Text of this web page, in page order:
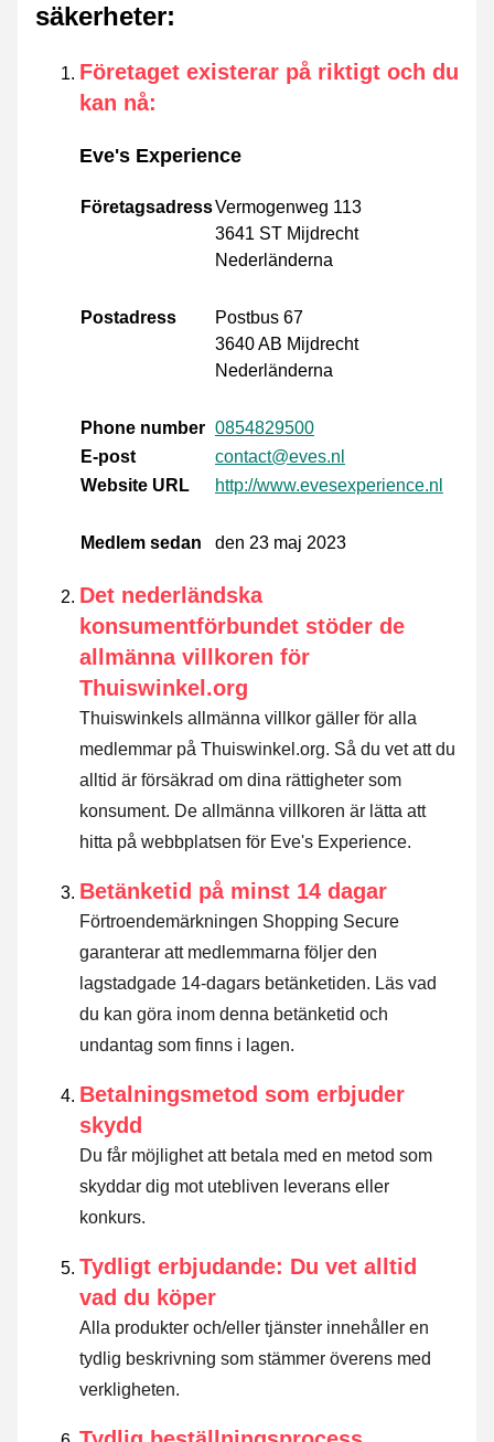
säkerheter:
Företaget existerar på riktigt och du
kan nå:
Eve's Experience
FöretagsadressVermogenweg 113
3641 ST Mijdrecht
Nederländerna
Postadress
Postbus 67
3640 AB Mijdrecht
Nederländerna
Phone number 0854829500
E-post
contact@eves.nl
Website URL
http://www.evesexperience.nl
Medlem sedan den 23 maj 2023
Det nederländska
konsumentförbundet stöder de
allmänna villkoren för
Thuiswinkel.org
Thuiswinkels allmänna villkor gäller för alla
medlemmar på Thuiswinkel.org. Så du vet att du
alltid är försäkrad om dina rättigheter som
konsument. De allmänna villkoren är lätta att
hitta på webbplatsen för Eve's Experience.
Betänketid på minst 14 dagar
Förtroendemärkningen Shopping Secure
garanterar att medlemmarna följer den
lagstadgade 14-dagars betänketiden. Läs vad
du kan göra inom denna betänketid och
undantag som finns i lagen.
Betalningsmetod som erbjuder
skydd
Du får möjlighet att betala med en metod som
skyddar dig mot utebliven leverans eller
konkurs.
Tydligt erbjudande: Du vet alltid
vad du köper
Alla produkter och/eller tjänster innehåller en
tydlig beskrivning som stämmer överens med
verkligheten.